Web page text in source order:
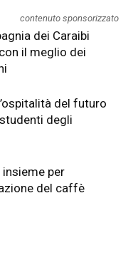
contenuto sponsorizzato
dei Caraibi
il meglio dei
del futuro
degli
insieme per
del caffè